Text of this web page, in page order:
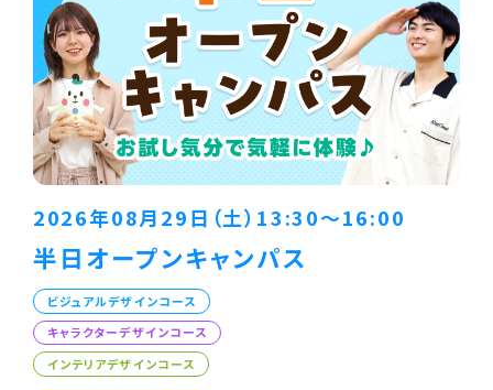
2026年08月29日（土）13:30〜16:00
半日オープンキャンパス
ビジュアルデザインコース
キャラクターデザインコース
インテリアデザインコース